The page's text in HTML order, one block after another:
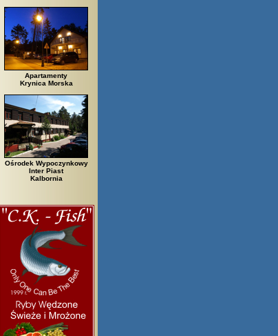
Bielsko Biała, Biały Bór, Biały Dunajec, Białystok,
Apartamenty
Krynica Morska
Ośrodek Wypoczynkowy
Inter Piast
Kalbornia